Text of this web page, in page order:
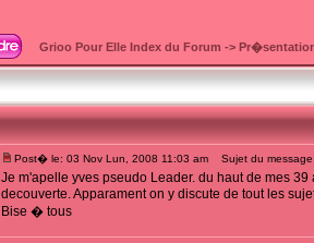
Grioo Pour Elle Index du Forum ->
Post� le: 03 Nov Lun, 2008 11:03 am Sujet du
Je m'apelle yves pseudo Leader. du haut de mes
decouverte. Apparament on y discute de tout les
Bise � tous